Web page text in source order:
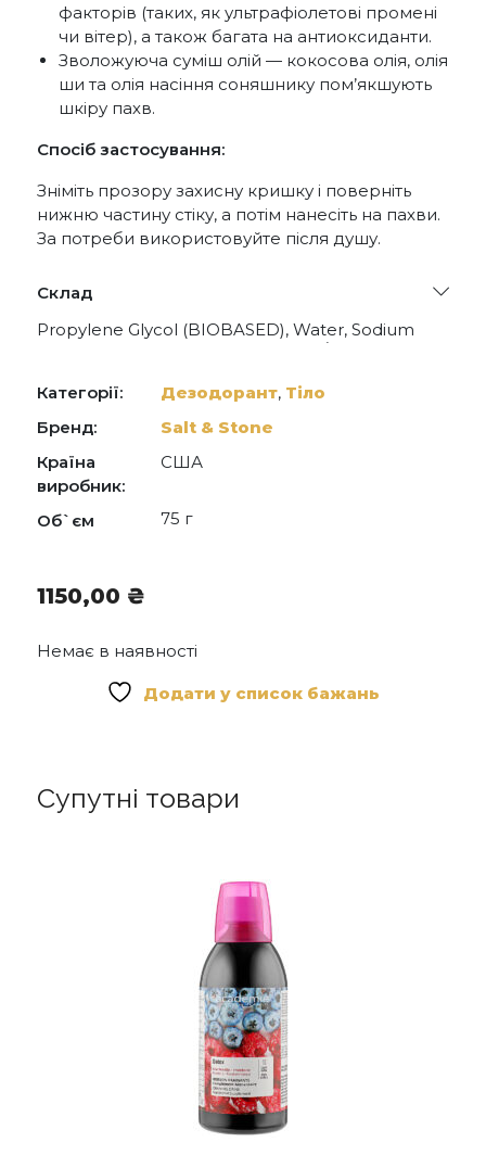
факторів (таких, як ультрафіолетові промені
чи вітер), а також багата на антиоксиданти.
Зволожуюча суміш олій — кокосова олія, олія
ши та олія насіння соняшнику пом’якшують
шкіру пахв.
Спосіб застосування:
Зніміть прозору захисну кришку і поверніть
нижню частину стіку, а потім нанесіть на пахви.
За потреби використовуйте після душу.
Склад
Propylene Glycol (BIOBASED), Water, Sodium
Stearate, Polyglyceryl-10 Caprylate/Caprate,
(Fragrance), Glycerin, Glyceryl Caprylate, Aloe
Barbadensis Leaf Juice, Hyaluronic Acid,
Macrocystis Pyrifera (Kelp) Extract, Saccharina
Arundinacea Root Powder, Zea Mays (Corn)
Starch, Glyceryl Undecylenate, Potassium
Root Ferment Filtrate.
Категорії: Дезодорант, Тіло
Бренд:
Salt & Stone
Країна
виробник:
США
Об`єм 75 г
1150,00 ₴
Немає в наявності
Додати у список бажань
Супутні товари